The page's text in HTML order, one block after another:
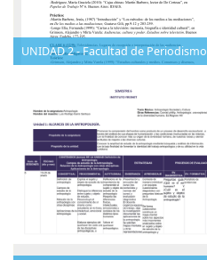
UNIDAD 2 - Facultad de Periodismo